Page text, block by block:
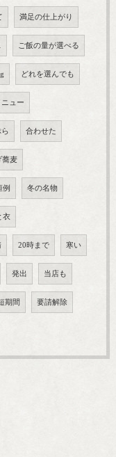
満足の仕上がり
ご飯の量が選べる
どれを選んでも
ュー
合わせた
蕎麦
例 冬の名物
衣
20時まで 寒い
発出 当店も
期間 要請解除